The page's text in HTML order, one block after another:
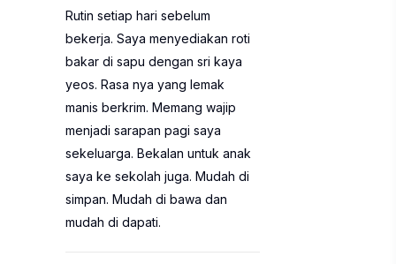
Rutin setiap hari sebelum
bekerja. Saya menyediakan roti
bakar di sapu dengan sri kaya
yeos. Rasa nya yang lemak
manis berkrim. Memang wajip
menjadi sarapan pagi saya
sekeluarga. Bekalan untuk anak
saya ke sekolah juga. Mudah di
simpan. Mudah di bawa dan
mudah di dapati.